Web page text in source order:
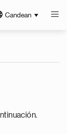
Candean